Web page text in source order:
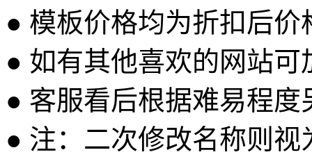
● 模板价格均为折扣后
● 如有其他喜欢的网站可
● 客服看后根据难易程
● 注：二次修改名称则